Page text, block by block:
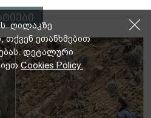
ს. ღილაკზე
თქვენ ეთანხმებით
დეტალური
Cookies Policy.